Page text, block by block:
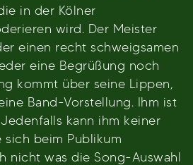
in der Kölner
wird. Der Meister
einen recht schweigsamen
eine Begrüßung noch
kommt über seine Lippen,
Band-Vorstellung. Ihm ist
kann ihm keiner
beim Publikum
nicht was die Song-Auswahl